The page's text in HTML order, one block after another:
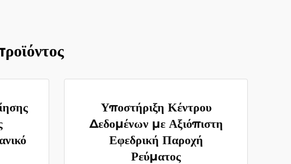
Υποστήριξη Κέντρου
Δεδομένων με Αξιόπιστη
Εφεδρική Παροχή
Ρεύματος